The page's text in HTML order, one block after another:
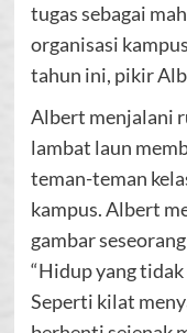
tugas sebagai
organisasi
tahun ini, pikir
Albert menjalani
lambat laun
teman-teman
kampus. Albert
gambar
“Hidup yang
Seperti kilat